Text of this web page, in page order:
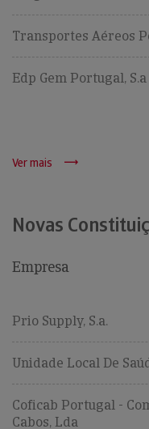
Transportes Aéreos
Edp Gem Portugal, S.a
Ver mais
Novas
Empresa
Prio Supply, S.a.
Unidade Local De
Coficab Portugal -
Cabos, Lda